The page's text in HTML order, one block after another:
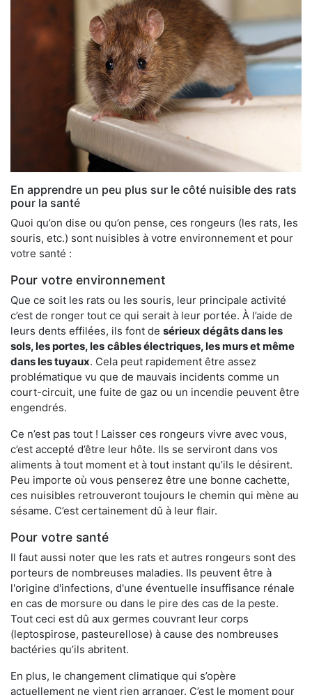
En apprendre un peu plus sur le côté nuisible des rats
pour la santé
Quoi qu’on dise ou qu’on pense, ces rongeurs (les rats, les
souris, etc.) sont nuisibles à votre environnement et pour
votre santé :
Pour votre environnement
Que ce soit les rats ou les souris, leur principale activité
c’est de ronger tout ce qui serait à leur portée. À l’aide de
leurs dents effilées, ils font de sérieux dégâts dans les
sols, les portes, les câbles électriques, les murs et même
dans les tuyaux. Cela peut rapidement être assez
problématique vu que de mauvais incidents comme un
court-circuit, une fuite de gaz ou un incendie peuvent être
engendrés.
Ce n’est pas tout ! Laisser ces rongeurs vivre avec vous,
c’est accepté d’être leur hôte. Ils se serviront dans vos
aliments à tout moment et à tout instant qu’ils le désirent.
Peu importe où vous penserez être une bonne cachette,
ces nuisibles retrouveront toujours le chemin qui mène au
sésame. C’est certainement dû à leur flair.
Pour votre santé
Il faut aussi noter que les rats et autres rongeurs sont des
porteurs de nombreuses maladies. Ils peuvent être à
l'origine d'infections, d'une éventuelle insuffisance rénale
en cas de morsure ou dans le pire des cas de la peste.
Tout ceci est dû aux germes couvrant leur corps
(leptospirose, pasteurellose) à cause des nombreuses
bactéries qu’ils abritent.
En plus, le changement climatique qui s’opère
actuellement ne vient rien arranger. C’est le moment pour